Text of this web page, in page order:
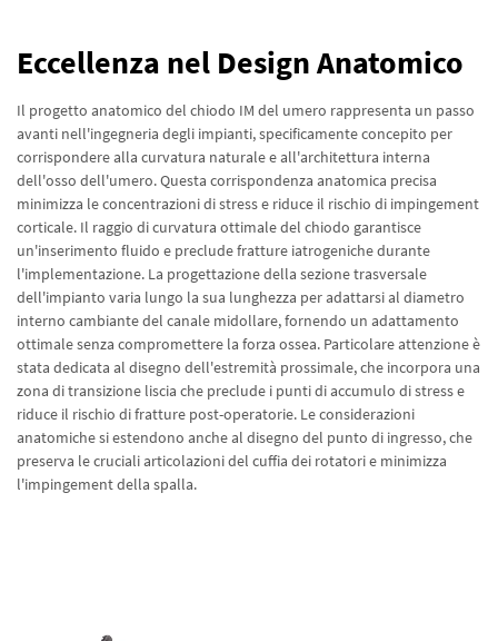
Eccellenza nel Design Anatomico
Il progetto anatomico del chiodo IM del umero rappresenta un passo
avanti nell'ingegneria degli impianti, specificamente concepito per
corrispondere alla curvatura naturale e all'architettura interna
dell'osso dell'umero. Questa corrispondenza anatomica precisa
minimizza le concentrazioni di stress e riduce il rischio di impingement
corticale. Il raggio di curvatura ottimale del chiodo garantisce
un'inserimento fluido e preclude fratture iatrogeniche durante
l'implementazione. La progettazione della sezione trasversale
dell'impianto varia lungo la sua lunghezza per adattarsi al diametro
interno cambiante del canale midollare, fornendo un adattamento
ottimale senza compromettere la forza ossea. Particolare attenzione è
stata dedicata al disegno dell'estremità prossimale, che incorpora una
zona di transizione liscia che preclude i punti di accumulo di stress e
riduce il rischio di fratture post-operatorie. Le considerazioni
anatomiche si estendono anche al disegno del punto di ingresso, che
preserva le cruciali articolazioni del cuffia dei rotatori e minimizza
l'impingement della spalla.